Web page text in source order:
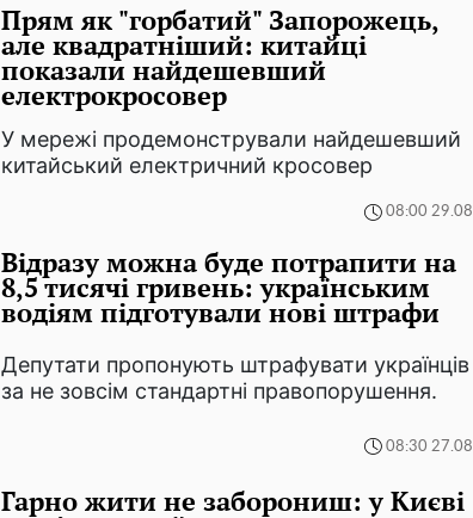
Прям як "горбатий" Запорожець,
але квадратніший: китайці
показали найдешевший
електрокросовер
У мережі продемонстрували найдешевший
китайський електричний кросовер
08:00 29.08
Відразу можна буде потрапити на
8,5 тисячі гривень: українським
водіям підготували нові штрафи
Депутати пропонують штрафувати українців
за не зовсім стандартні правопорушення.
08:30 27.08
Гарно жити не заборониш: у Києві